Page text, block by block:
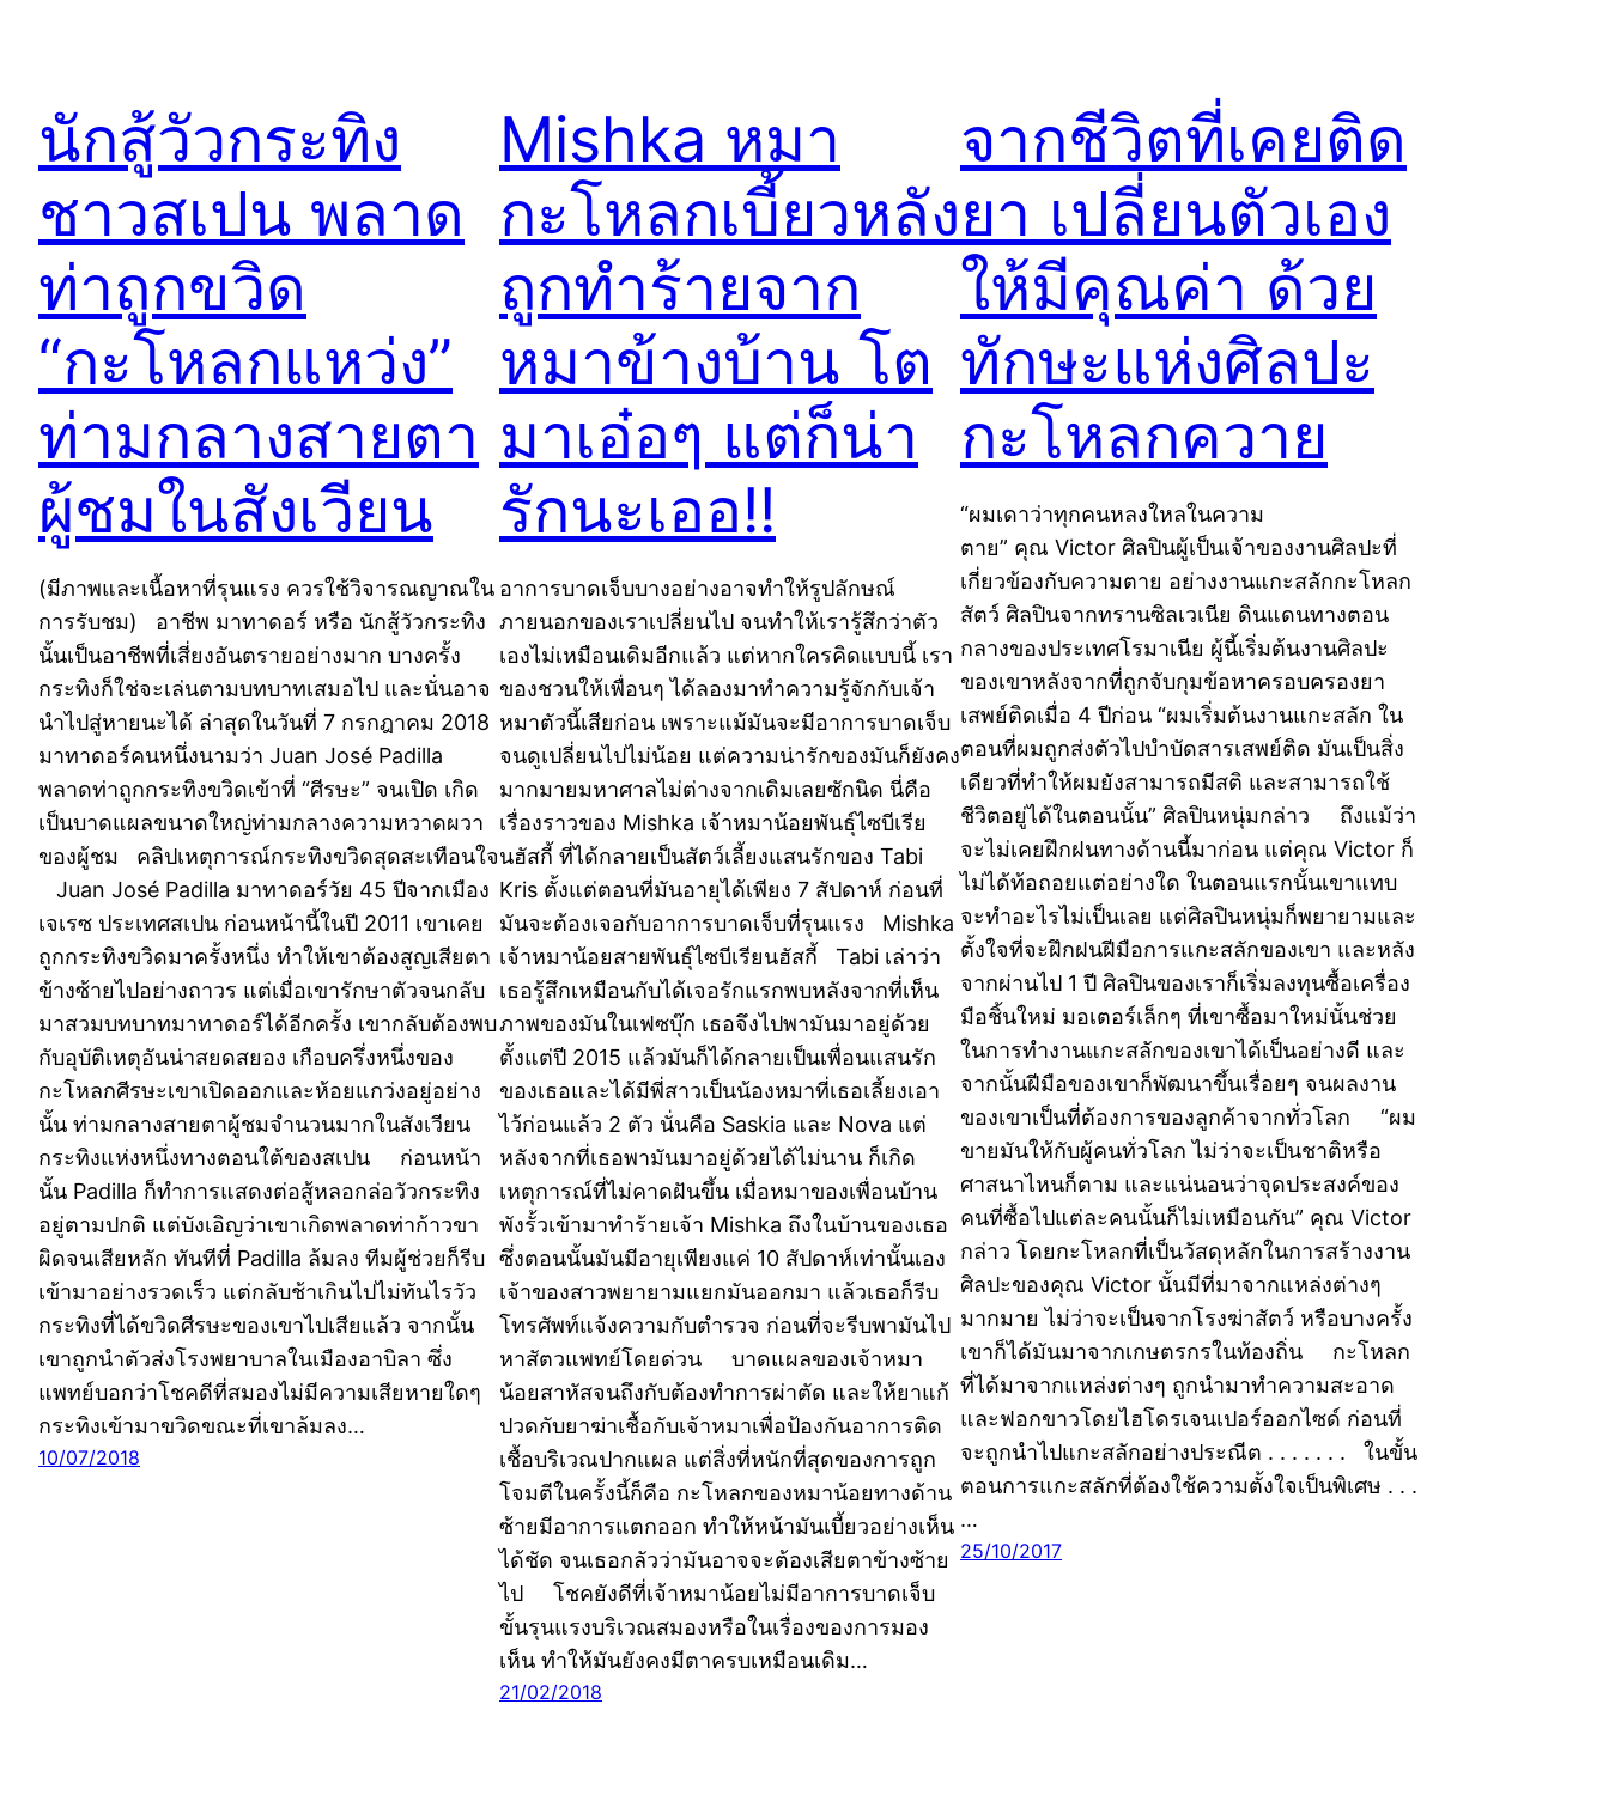
นักสู้วัวกระทิง
ชาวสเปน พลาด
ท่าถูกขวิด
“กะโหลกแหว่ง”
ท่ามกลางสายตา
ผู้ชมในสังเวียน
(มีภาพและเนื้อหาที่รุนแรง ควรใช้วิจารณญาณใน
การรับชม) อาชีพ มาทาดอร์ หรือ นักสู้วัวกระทิง
นั้นเป็นอาชีพที่เสี่ยงอันตรายอย่างมาก บางครั้ง
กระทิงก็ใช่จะเล่นตามบทบาทเสมอไป และนั่นอาจ
นำไปสู่หายนะได้ ล่าสุดในวันที่ 7 กรกฎาคม 2018
มาทาดอร์คนหนึ่งนามว่า Juan José Padilla
พลาดท่าถูกกระทิงขวิดเข้าที่ “ศีรษะ” จนเปิด เกิด
เป็นบาดแผลขนาดใหญ่ท่ามกลางความหวาดผวา
ของผู้ชม คลิปเหตุการณ์กระทิงขวิดสุดสะเทือนใจ
Juan José Padilla มาทาดอร์วัย 45 ปีจากเมือง
เจเรซ ประเทศสเปน ก่อนหน้านี้ในปี 2011 เขาเคย
ถูกกระทิงขวิดมาครั้งหนึ่ง ทำให้เขาต้องสูญเสียตา
ข้างซ้ายไปอย่างถาวร แต่เมื่อเขารักษาตัวจนกลับ
มาสวมบทบาทมาทาดอร์ได้อีกครั้ง เขากลับต้องพบ
กับอุบัติเหตุอันน่าสยดสยอง เกือบครึ่งหนึ่งของ
กะโหลกศีรษะเขาเปิดออกและห้อยแกว่งอยู่อย่าง
นั้น ท่ามกลางสายตาผู้ชมจำนวนมากในสังเวียน
กระทิงแห่งหนึ่งทางตอนใต้ของสเปน ก่อนหน้า
นั้น Padilla ก็ทำการแสดงต่อสู้หลอกล่อวัวกระทิง
อยู่ตามปกติ แต่บังเอิญว่าเขาเกิดพลาดท่าก้าวขา
ผิดจนเสียหลัก ทันทีที่ Padilla ล้มลง ทีมผู้ช่วยก็รีบ
เข้ามาอย่างรวดเร็ว แต่กลับช้าเกินไปไม่ทันไรวัว
กระทิงที่ได้ขวิดศีรษะของเขาไปเสียแล้ว จากนั้น
เขาถูกนำตัวส่งโรงพยาบาลในเมืองอาบิลา ซึ่ง
แพทย์บอกว่าโชคดีที่สมองไม่มีความเสียหายใดๆ
กระทิงเข้ามาขวิดขณะที่เขาล้มลง…
10/07/2018
Mishka หมา
กะโหลกเบี้ยวหลัง
ถูกทำร้ายจาก
หมาข้างบ้าน โต
มาเอ๋อๆ แต่ก็น่า
รักนะเออ!!
อาการบาดเจ็บบางอย่างอาจทำให้รูปลักษณ์
ภายนอกของเราเปลี่ยนไป จนทำให้เรารู้สึกว่าตัว
เองไม่เหมือนเดิมอีกแล้ว แต่หากใครคิดแบบนี้ เรา
ของชวนให้เพื่อนๆ ได้ลองมาทำความรู้จักกับเจ้า
หมาตัวนี้เสียก่อน เพราะแม้มันจะมีอาการบาดเจ็บ
จนดูเปลี่ยนไปไม่น้อย แต่ความน่ารักของมันก็ยังคง
มากมายมหาศาลไม่ต่างจากเดิมเลยซักนิด นี่คือ
เรื่องราวของ Mishka เจ้าหมาน้อยพันธุ์ไซบีเรีย
นฮัสกี้ ที่ได้กลายเป็นสัตว์เลี้ยงแสนรักของ Tabi
Kris ตั้งแต่ตอนที่มันอายุได้เพียง 7 สัปดาห์ ก่อนที่
มันจะต้องเจอกับอาการบาดเจ็บที่รุนแรง Mishka
เจ้าหมาน้อยสายพันธุ์ไซบีเรียนฮัสกี้ Tabi เล่าว่า
เธอรู้สึกเหมือนกับได้เจอรักแรกพบหลังจากที่เห็น
ภาพของมันในเฟซบุ๊ก เธอจึงไปพามันมาอยู่ด้วย
ตั้งแต่ปี 2015 แล้วมันก็ได้กลายเป็นเพื่อนแสนรัก
ของเธอและได้มีพี่สาวเป็นน้องหมาที่เธอเลี้ยงเอา
ไว้ก่อนแล้ว 2 ตัว นั่นคือ Saskia และ Nova แต่
หลังจากที่เธอพามันมาอยู่ด้วยได้ไม่นาน ก็เกิด
เหตุการณ์ที่ไม่คาดฝันขึ้น เมื่อหมาของเพื่อนบ้าน
พังรั้วเข้ามาทำร้ายเจ้า Mishka ถึงในบ้านของเธอ
ซึ่งตอนนั้นมันมีอายุเพียงแค่ 10 สัปดาห์เท่านั้นเอง
เจ้าของสาวพยายามแยกมันออกมา แล้วเธอก็รีบ
โทรศัพท์แจ้งความกับตำรวจ ก่อนที่จะรีบพามันไป
หาสัตวแพทย์โดยด่วน บาดแผลของเจ้าหมา
น้อยสาหัสจนถึงกับต้องทำการผ่าตัด และให้ยาแก้
ปวดกับยาฆ่าเชื้อกับเจ้าหมาเพื่อป้องกันอาการติด
เชื้อบริเวณปากแผล แต่สิ่งที่หนักที่สุดของการถูก
โจมตีในครั้งนี้ก็คือ กะโหลกของหมาน้อยทางด้าน
ซ้ายมีอาการแตกออก ทำให้หน้ามันเบี้ยวอย่างเห็น
ได้ชัด จนเธอกลัวว่ามันอาจจะต้องเสียตาข้างซ้าย
ไป โชคยังดีที่เจ้าหมาน้อยไม่มีอาการบาดเจ็บ
ขั้นรุนแรงบริเวณสมองหรือในเรื่องของการมอง
เห็น ทำให้มันยังคงมีตาครบเหมือนเดิม…
21/02/2018
จากชีวิตที่เคยติด
ยา เปลี่ยนตัวเอง
ให้มีคุณค่า ด้วย
ทักษะแห่งศิลปะ
กะโหลกควาย
“ผมเดาว่าทุกคนหลงใหลในความ
ตาย” คุณ Victor ศิลปินผู้เป็นเจ้าของงานศิลปะที่
เกี่ยวข้องกับความตาย อย่างงานแกะสลักกะโหลก
สัตว์ ศิลปินจากทรานซิลเวเนีย ดินแดนทางตอน
กลางของประเทศโรมาเนีย ผู้นี้เริ่มต้นงานศิลปะ
ของเขาหลังจากที่ถูกจับกุมข้อหาครอบครองยา
เสพย์ติดเมื่อ 4 ปีก่อน “ผมเริ่มต้นงานแกะสลัก ใน
ตอนที่ผมถูกส่งตัวไปบำบัดสารเสพย์ติด มันเป็นสิ่ง
เดียวที่ทำให้ผมยังสามารถมีสติ และสามารถใช้
ชีวิตอยู่ได้ในตอนนั้น” ศิลปินหนุ่มกล่าว ถึงแม้ว่า
จะไม่เคยฝึกฝนทางด้านนี้มาก่อน แต่คุณ Victor ก็
ไม่ได้ท้อถอยแต่อย่างใด ในตอนแรกนั้นเขาแทบ
จะทำอะไรไม่เป็นเลย แต่ศิลปินหนุ่มก็พยายามและ
ตั้งใจที่จะฝึกฝนฝีมือการแกะสลักของเขา และหลัง
จากผ่านไป 1 ปี ศิลปินของเราก็เริ่มลงทุนซื้อเครื่อง
มือชิ้นใหม่ มอเตอร์เล็กๆ ที่เขาซื้อมาใหม่นั้นช่วย
ในการทำงานแกะสลักของเขาได้เป็นอย่างดี และ
จากนั้นฝีมือของเขาก็พัฒนาขึ้นเรื่อยๆ จนผลงาน
ของเขาเป็นที่ต้องการของลูกค้าจากทั่วโลก “ผม
ขายมันให้กับผู้คนทั่วโลก ไม่ว่าจะเป็นชาติหรือ
ศาสนาไหนก็ตาม และแน่นอนว่าจุดประสงค์ของ
คนที่ซื้อไปแต่ละคนนั้นก็ไม่เหมือนกัน” คุณ Victor
กล่าว โดยกะโหลกที่เป็นวัสดุหลักในการสร้างงาน
ศิลปะของคุณ Victor นั้นมีที่มาจากแหล่งต่างๆ
มากมาย ไม่ว่าจะเป็นจากโรงฆ่าสัตว์ หรือบางครั้ง
เขาก็ได้มันมาจากเกษตรกรในท้องถิ่น กะโหลก
ที่ได้มาจากแหล่งต่างๆ ถูกนำมาทำความสะอาด
และฟอกขาวโดยไฮโดรเจนเปอร์ออกไซด์ ก่อนที่
จะถูกนำไปแกะสลักอย่างประณีต . . . . . . . ในขั้น
ตอนการแกะสลักที่ต้องใช้ความตั้งใจเป็นพิเศษ . . .
…
25/10/2017